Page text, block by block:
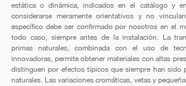
estática o dinámica, indicados en el catálogo y
considerarse meramente orientativos y no
específico debe ser confirmado por nosotros en el
todo caso, siempre antes de la instalación. La
primas naturales, combinada con el uso de
innovadoras, permite obtener materiales con altas
distinguen por efectos típicos que siempre han sido
naturales. Las variaciones cromáticas, vetas y